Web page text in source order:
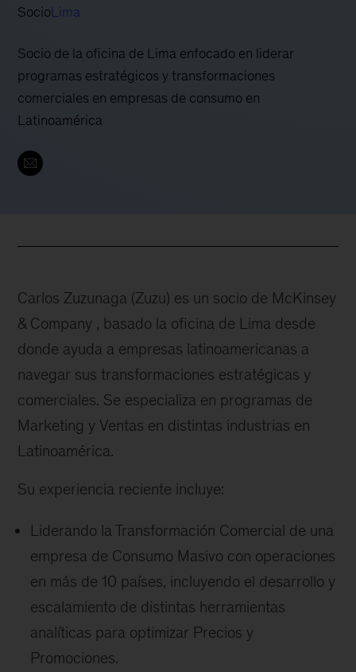
SocioLima
Socio de la oficina de Lima enfocado en liderar
programas estratégicos y transformaciones
comerciales en empresas de consumo en
Latinoamérica
Carlos Zuzunaga (Zuzu) es un socio de McKinsey
& Company , basado la oficina de Lima desde
donde ayuda a empresas latinoamericanas a
navegar sus transformaciones estratégicas y
comerciales. Se especializa en programas de
Marketing y Ventas en distintas industrias en
Latinoamérica.
Su experiencia reciente incluye:
Liderando la Transformación Comercial de una
empresa de Consumo Masivo con operaciones
en más de 10 países, incluyendo el desarrollo y
escalamiento de distintas herramientas
analíticas para optimizar Precios y
Promociones.